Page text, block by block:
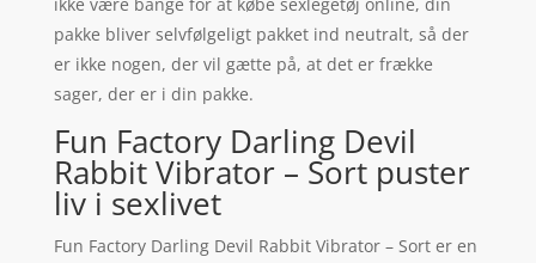
pakke bliver selvfølgeligt pakket ind neutralt, så der
er ikke nogen, der vil gætte på, at det er frække
sager, der er i din pakke.
Fun Factory Darling Devil
Rabbit Vibrator – Sort puster
liv i sexlivet
Fun Factory Darling Devil Rabbit Vibrator – Sort er en